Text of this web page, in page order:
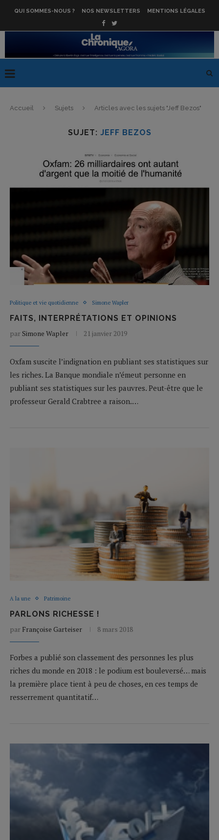
QUI SOMMES-NOUS ? NOS NEWSLETTERS MENTIONS LÉGALES
Accueil Sujets Articles avec les sujets "Jeff Bezos"
SUJET: JEFF BEZOS
Politique et vie quotidienne Simone Wapler
FAITS, INTERPRÉTATIONS ET OPINIONS
par Simone Wapler 21 janvier 2019
Oxfam suscite l’indignation en publiant ses statistiques sur
les riches. La Banque mondiale n’émeut personne en
publiant ses statistiques sur les pauvres. Peut-être que le
professeur Gerald Crabtree a raison.…
A la une Patrimoine
PARLONS RICHESSE !
par Françoise Garteiser 8 mars 2018
Forbes a publié son classement des personnes les plus
riches du monde en 2018 : le podium est bouleversé… mais
la première place tient à peu de choses, en ces temps de
resserrement quantitatif…